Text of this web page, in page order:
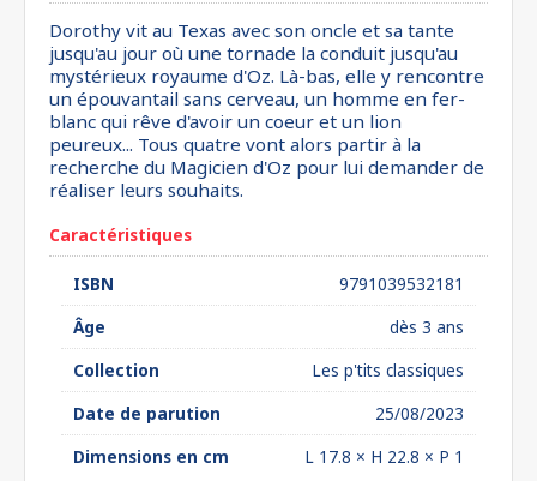
Dorothy vit au Texas avec son oncle et sa tante
jusqu'au jour où une tornade la conduit jusqu'au
mystérieux royaume d'Oz. Là-bas, elle y rencontre
un épouvantail sans cerveau, un homme en fer-
blanc qui rêve d'avoir un coeur et un lion
peureux... Tous quatre vont alors partir à la
recherche du Magicien d'Oz pour lui demander de
réaliser leurs souhaits.
Caractéristiques
ISBN
9791039532181
Âge
dès 3 ans
Collection
Les p'tits classiques
Date de parution
25/08/2023
Dimensions en cm
L 17.8 × H 22.8 × P 1